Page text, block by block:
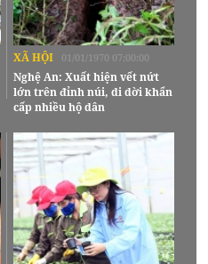
XÃ HỘI 01/01/1970 07:00:00
Nghệ An: Xuất hiện vết nứt
lớn trên đỉnh núi, di dời khẩn
cấp nhiều hộ dân